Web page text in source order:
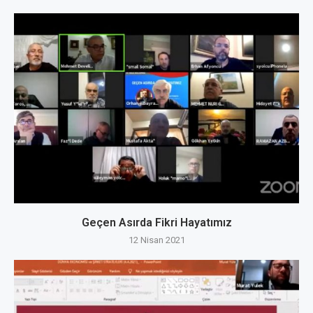
Geçen Asırda Fikri Hayatımız
12 Nisan 2021